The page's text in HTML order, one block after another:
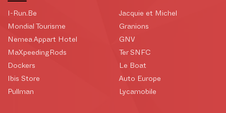
I-Run.Be
Mondial Tourisme
Nemea Appart Hotel
MaXpeedingRods
Dockers
Ibis Store
Pullman
Jacquie et Michel
Granions
GNV
Ter SNFC
Le Boat
Auto Europe
Lycamobile